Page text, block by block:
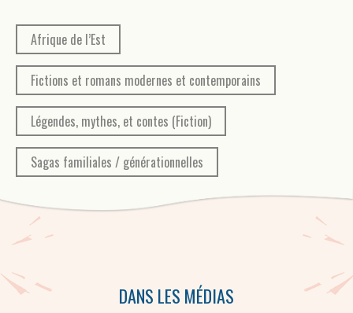
Afrique de l’Est
Fictions et romans modernes et contemporains
Légendes, mythes, et contes (Fiction)
Sagas familiales / générationnelles
DANS LES MÉDIAS